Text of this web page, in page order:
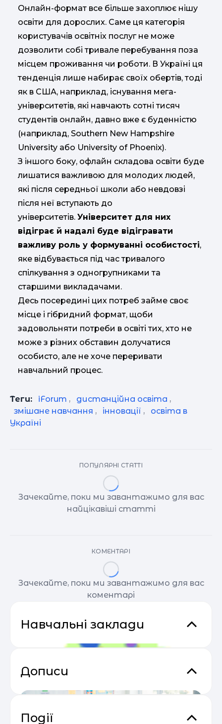
Онлайн-формат все більше захоплює нішу
освіти для дорослих. Саме ця категорія
користувачів освітніх послуг не може
дозволити собі тривале перебування поза
місцем проживання чи роботи. В Україні ця
тенденція лише набирає своїх обертів, тоді
як в США, наприклад, існування мега-
університетів, які навчають сотні тисяч
студентів онлайн, давно вже є буденністю
(наприклад, Southern New Hampshire
University або University of Phoenix).
З іншого боку, офлайн складова освіти буде
лишатися важливою для молодих людей,
які після середньої школи або невдовзі
після неї вступають до
університетів. Університет для них
відіграє й надалі буде відігравати
важливу роль у формуванні особистості,
яке відбувається під час тривалого
спілкування з одногрупниками та
старшими викладачами.
Десь посередині цих потреб займе своє
місце і гібридний формат, щоби
задовольняти потреби в освіті тих, хто не
може з різних обставин долучатися
особисто, але не хоче переривати
навчальний процес.
Теги: iForum , дистанційна освіта ,
змішане навчання , інновації ,
освіта в
Україні
ПОПУЛЯРНІ СТАТТІ
Зачекайте, поки ми завантажимо для вас
найцікавіші статті
КОМЕНТАРІ
Зачекайте, поки ми завантажимо для вас
коментарі
Навчальні заклади
Дописи
Події